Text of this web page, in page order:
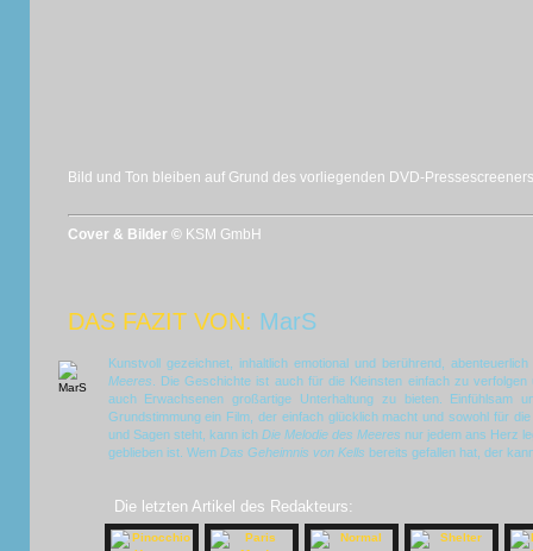
Bild und Ton bleiben auf Grund des vorliegenden DVD-
Cover & Bilder © KSM GmbH
DAS FAZIT VON: MarS
Kunstvoll gezeichnet, inhaltlich emotional und berührend,
Meeres . Die Geschichte ist auch für die Kleinsten einfach zu
auch Erwachsenen großartige Unterhaltung zu bieten. Einfühlsam
Grundstimmung ein Film, der einfach glücklich macht und sowohl für
und Sagen steht, kann ich Die Melodie des Meeres nur jedem ans Herz
geblieben ist. Wem Das Geheimnis von Kells bereits gefallen hat, der
Die letzten Artikel des Redakteurs: